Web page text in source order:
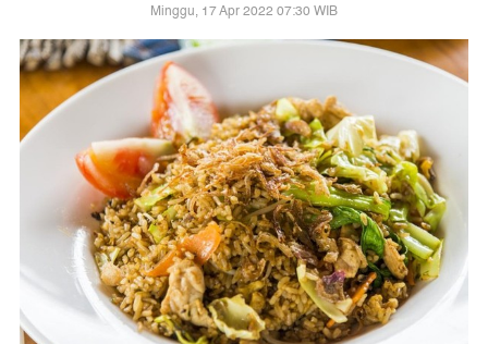
Minggu, 17 Apr 2022 07:30 WIB